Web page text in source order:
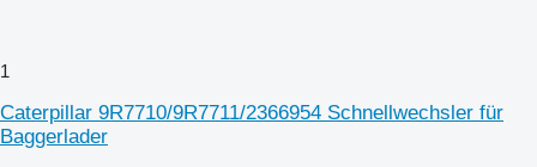
1
Caterpillar 9R7710/9R7711/2366954 Schnellwechsler für
Baggerlader